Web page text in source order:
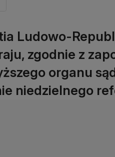
Ludowo-
zgodnie z
organu
niedzielnego